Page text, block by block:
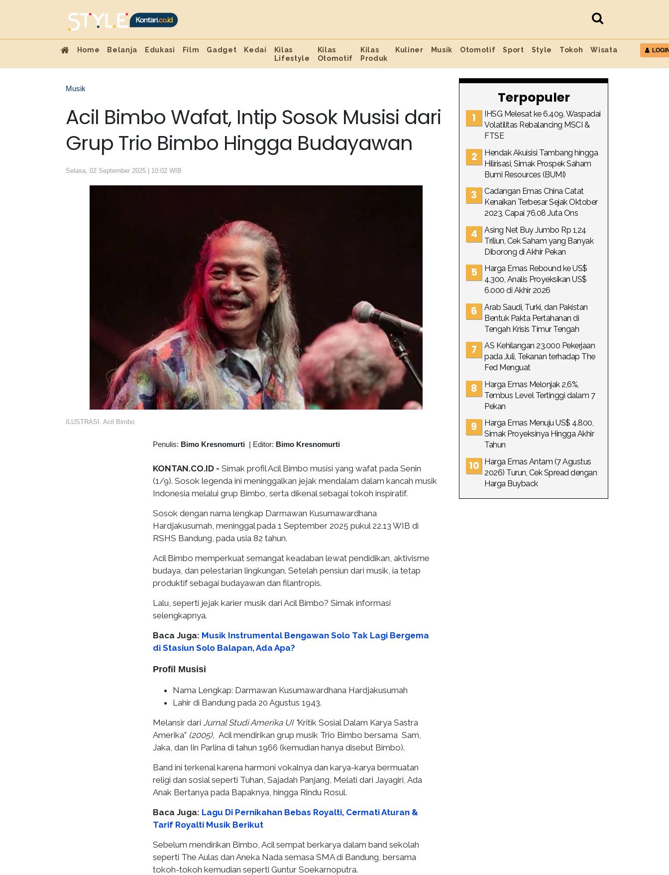
Home Belanja Edukasi Film Gadget Kedai
Kilas
Lifestyle
Kilas
Otomotif
Kilas
Produk
Kuliner Musik Otomotif Sport Style Tokoh Wisata
Musik
Acil Bimbo Wafat, Intip Sosok Musisi dari
Grup Trio Bimbo Hingga Budayawan
Selasa, 02 September 2025 | 10:02 WIB
ILUSTRASI. Acil Bimbo
Penulis: Bimo Kresnomurti | Editor: Bimo Kresnomurti
KONTAN.CO.ID - Simak profil Acil Bimbo musisi yang wafat pada Senin
(1/9). Sosok legenda ini meninggalkan jejak mendalam dalam kancah musik
Indonesia melalui grup Bimbo, serta dikenal sebagai tokoh inspiratif.
Sosok dengan nama lengkap Darmawan Kusumawardhana
Hardjakusumah, meninggal pada 1 September 2025 pukul 22.13 WIB di
RSHS Bandung, pada usia 82 tahun.
Acil Bimbo memperkuat semangat keadaban lewat pendidikan, aktivisme
budaya, dan pelestarian lingkungan. Setelah pensiun dari musik, ia tetap
produktif sebagai budayawan dan filantropis.
Lalu, seperti jejak karier musik dari Acil Bimbo? Simak informasi
selengkapnya.
Baca Juga: Musik Instrumental Bengawan Solo Tak Lagi Bergema
di Stasiun Solo Balapan, Ada Apa?
Profil Musisi
Nama Lengkap: Darmawan Kusumawardhana Hardjakusumah
Lahir di Bandung pada 20 Agustus 1943.
Melansir dari Jurnal Studi Amerika UI "Kritik Sosial Dalam Karya Sastra
Amerika" (2005), Acil mendirikan grup musik Trio Bimbo bersama Sam,
Jaka, dan Iin Parlina di tahun 1966 (kemudian hanya disebut Bimbo).
Band ini terkenal karena harmoni vokalnya dan karya-karya bermuatan
religi dan sosial seperti Tuhan, Sajadah Panjang, Melati dari Jayagiri, Ada
Anak Bertanya pada Bapaknya, hingga Rindu Rosul.
Baca Juga: Lagu Di Pernikahan Bebas Royalti, Cermati Aturan &
Tarif Royalti Musik Berikut
Sebelum mendirikan Bimbo, Acil sempat berkarya dalam band sekolah
seperti The Aulas dan Aneka Nada semasa SMA di Bandung, bersama
tokoh-tokoh kemudian seperti Guntur Soekarnoputra.
Terpopuler
IHSG Melesat ke 6.409, Waspadai
Volatilitas Rebalancing MSCI &
FTSE
Hendak Akuisisi Tambang hingga
Hilirisasi, Simak Prospek Saham
Bumi Resources (BUMI)
Cadangan Emas China Catat
Kenaikan Terbesar Sejak Oktober
2023, Capai 76,08 Juta Ons
Asing Net Buy Jumbo Rp 1,24
Triliun, Cek Saham yang Banyak
Diborong di Akhir Pekan
Harga Emas Rebound ke US$
4.300, Analis Proyeksikan US$
6.000 di Akhir 2026
Arab Saudi, Turki, dan Pakistan
Bentuk Pakta Pertahanan di
Tengah Krisis Timur Tengah
AS Kehilangan 23.000 Pekerjaan
pada Juli, Tekanan terhadap The
Fed Menguat
Harga Emas Melonjak 2,6%,
Tembus Level Tertinggi dalam 7
Pekan
Harga Emas Menuju US$ 4.800,
Simak Proyeksinya Hingga Akhir
Tahun
Harga Emas Antam (7 Agustus
2026) Turun, Cek Spread dengan
Harga Buyback